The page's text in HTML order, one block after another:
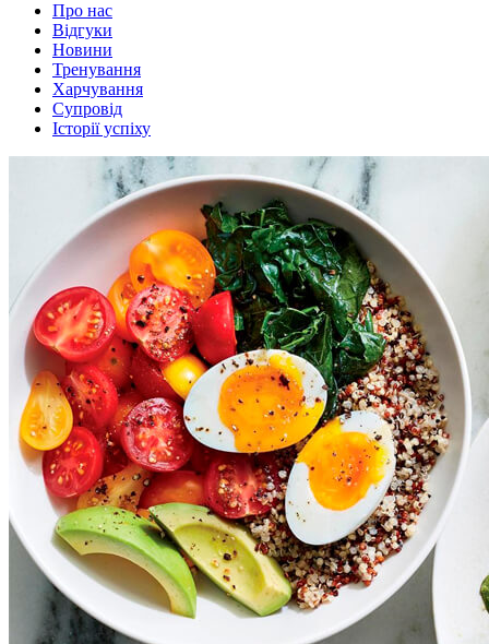
Про нас
Відгуки
Новини
Тренування
Харчування
Супровід
Історії успіху